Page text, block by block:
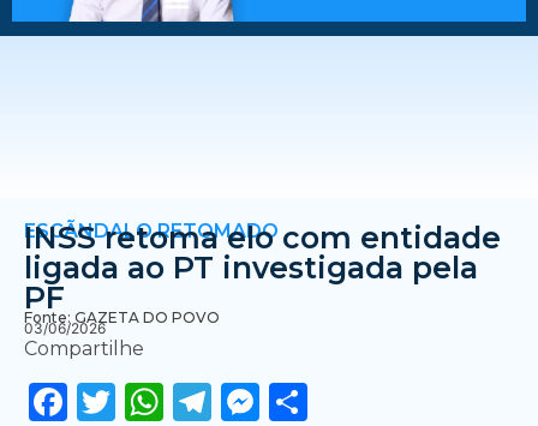
ESCÃNDALO RETOMADO
INSS retoma elo com entidade
ligada ao PT investigada pela
PF
Fonte: GAZETA DO POVO
03/06/2026
Compartilhe
Facebook
Twitter
WhatsApp
Telegram
Messenger